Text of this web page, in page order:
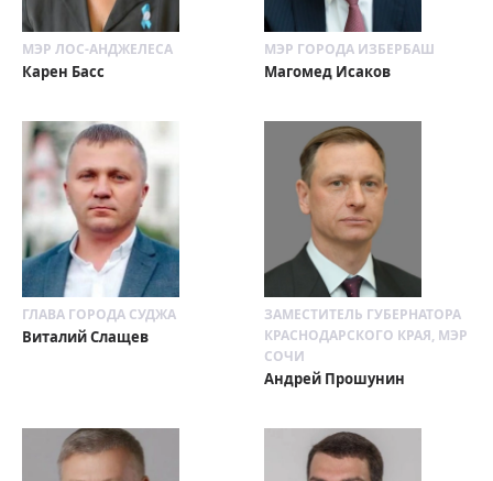
МЭР ЛОС-АНДЖЕЛЕСА
Карен Басс
МЭР ГОРОДА ИЗБЕРБАШ
Магомед Исаков
ГЛАВА ГОРОДА СУДЖА
Виталий Слащев
ЗАМЕСТИТЕЛЬ ГУБЕРНАТОРА
КРАСНОДАРСКОГО КРАЯ, МЭР
СОЧИ
Андрей Прошунин